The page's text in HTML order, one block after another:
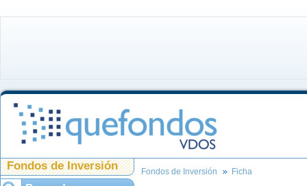
Fondos de Inversión Fondos de Inversión Ficha